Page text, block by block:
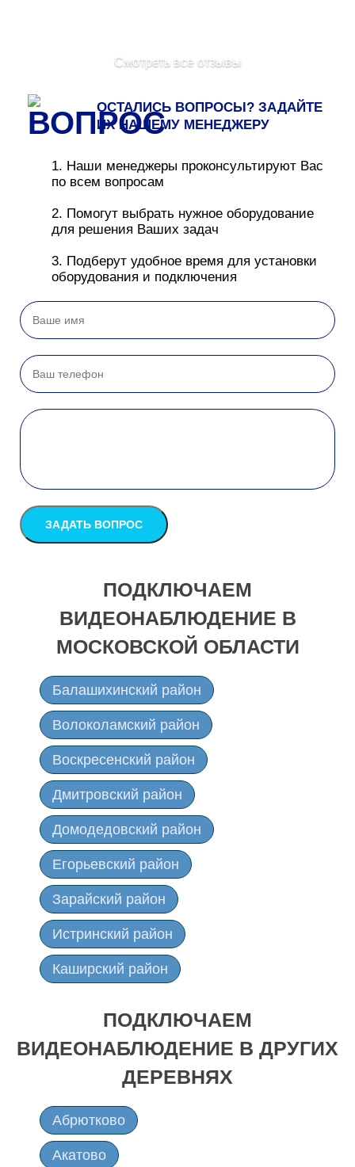
Смотреть все отзывы
ОСТАЛИСЬ ВОПРОСЫ? ЗАДАЙТЕ
ИХ НАШЕМУ МЕНЕДЖЕРУ
1. Наши менеджеры проконсультируют Вас
по всем вопросам
2. Помогут выбрать нужное оборудование
для решения Ваших задач
3. Подберут удобное время для установки
оборудования и подключения
ПОДКЛЮЧАЕМ
ВИДЕОНАБЛЮДЕНИЕ В
МОСКОВСКОЙ ОБЛАСТИ
Балашихинский район
Волоколамский район
Воскресенский район
Дмитровский район
Домодедовский район
Егорьевский район
Зарайский район
Истринский район
Каширский район
Коломенский район
Лотошинский район
Луховицкий район
Можайский район
ПОДКЛЮЧАЕМ
ВИДЕОНАБЛЮДЕНИЕ В ДРУГИХ
ДЕРЕВНЯХ
Абрютково
Акатово